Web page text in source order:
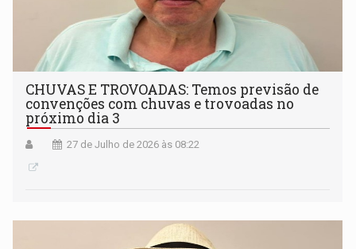
CHUVAS E TROVOADAS: Temos previsão de
convenções com chuvas e trovoadas no
próximo dia 3
27 de Julho de 2026 às 08:22